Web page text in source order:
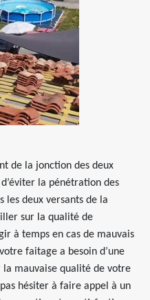
de la jonction des deux
la pénétration des
les deux versants de la
sur la qualité de
à temps en cas de mauvais
faitage a besoin d’une
mauvaise qualité de votre
hésiter à faire appel à un